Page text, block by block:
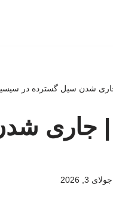
جاری شدن سیل گسترده در سیسیل
| جاری
جولای 3, 2026